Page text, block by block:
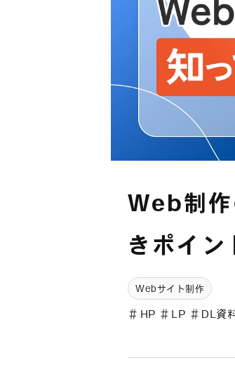
Web制
きポイン
Webサイト制作
＃ HP ＃ LP ＃ DL資